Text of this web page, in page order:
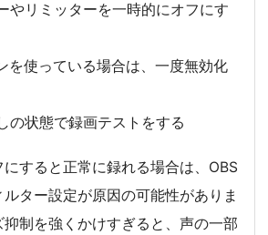
やリミッターを一時的にオフにす
を使っている場合は、一度無効化
の状態で録画テストをする
すると正常に録れる場合は、OBS
ター設定が原因の可能性がありま
制を強くかけすぎると、声の一部